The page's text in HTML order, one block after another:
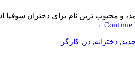
و محبوب ترین نام برای دختران
Continue
→
, دخترانه, در , کارگر